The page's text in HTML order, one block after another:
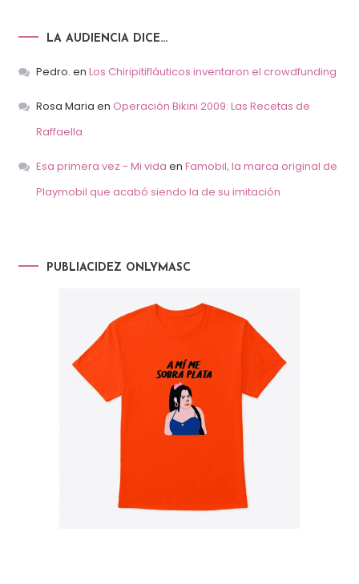
LA AUDIENCIA DICE…
Pedro. en Los Chiripitifláuticos inventaron el crowdfunding
Rosa Maria en Operación Bikini 2009: Las Recetas de
Raffaella
Esa primera vez - Mi vida en Famobil, la marca original de
Playmobil que acabó siendo la de su imitación
PUBLIACIDEZ ONLYMASC